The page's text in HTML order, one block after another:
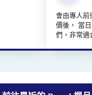
會由專人前
價後， 當
們，非常適